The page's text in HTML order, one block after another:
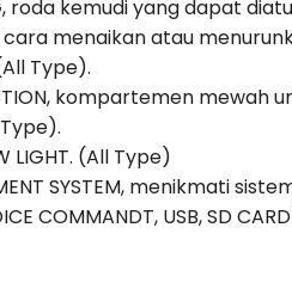
roda kemudi yang dapat
menaikan atau
Type).
kompartemen mewah
LIGHT. (All Type)
SYSTEM, menikmati
COMMANDT, USB, SD